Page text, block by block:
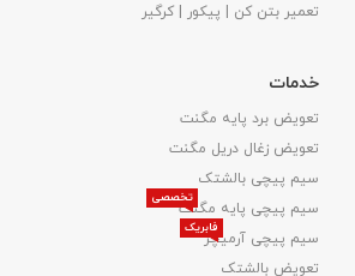
تعمیر بتن کن | پیکور | کرگیر
خدمات
تعویض برد پایه مگنت
تعویض زغال دریل مگنت
سیم پیچی بالشتک
سیم پیچی پایه مگنت
تخصصی
سیم پیچی آرمیچر
فابریک
تعویض بالشتک​